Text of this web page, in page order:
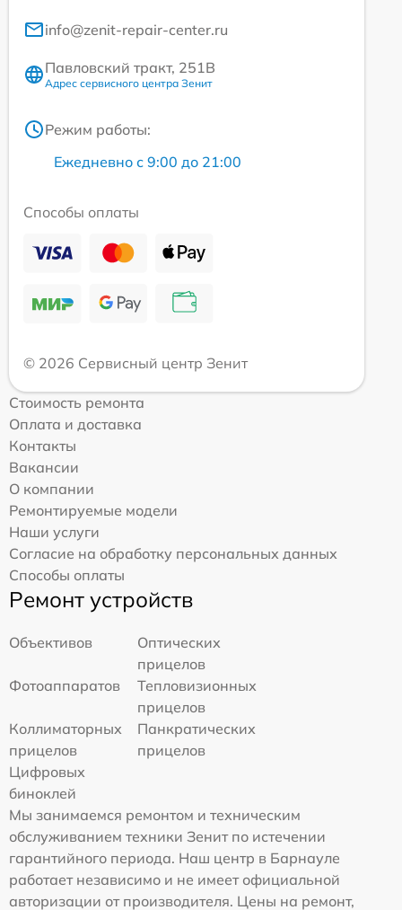
info@zenit-repair-center.ru
Павловский тракт, 251В
Адрес сервисного центра Зенит
Режим работы:
Ежедневно с 9:00 до 21:00
Способы оплаты
© 2026 Сервисный центр Зенит
Стоимость ремонта
Оплата и доставка
Контакты
Вакансии
О компании
Ремонтируемые модели
Наши услуги
Согласие на обработку персональных данных
Способы оплаты
Ремонт устройств
Объективов
Оптических
прицелов
Фотоаппаратов
Тепловизионных
прицелов
Коллиматорных
прицелов
Панкратических
прицелов
Цифровых
биноклей
Мы занимаемся ремонтом и техническим
обслуживанием техники Зенит по истечении
гарантийного периода. Наш центр в Барнауле
работает независимо и не имеет официальной
авторизации от производителя. Цены на ремонт,